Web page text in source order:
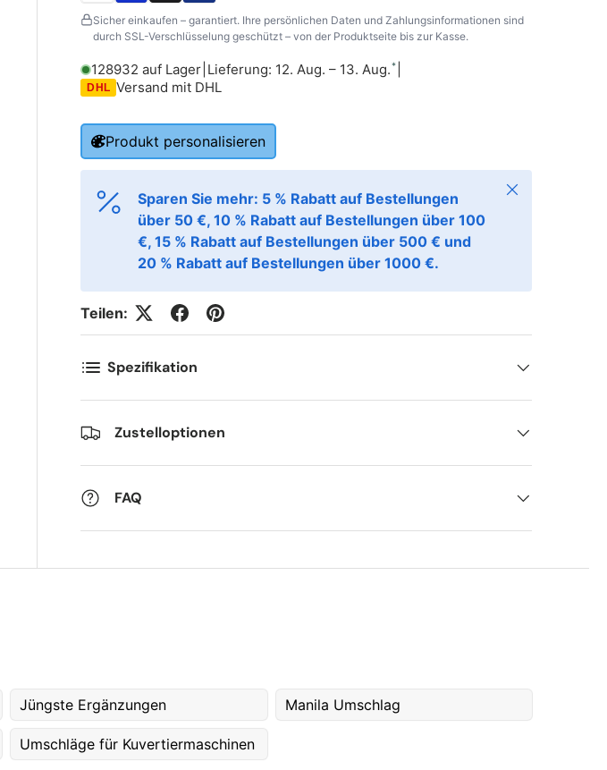
Sicher einkaufen – garantiert. Ihre persönlichen Daten und Zahlungsinformationen sind
durch SSL-Verschlüsselung geschützt – von der Produktseite bis zur Kasse.
128932 auf Lager Lieferung: 12. Aug. – 13. Aug.*
DHL Versand mit DHL
Produkt personalisieren
Sparen Sie mehr: 5 % Rabatt auf Bestellungen
über 50 €, 10 % Rabatt auf Bestellungen über 100
€, 15 % Rabatt auf Bestellungen über 500 € und
20 % Rabatt auf Bestellungen über 1000 €.
Schließen
Teilen:
Spezifikation
Zustelloptionen
FAQ
Jüngste Ergänzungen Manila Umschlag
Umschläge für Kuvertiermaschinen